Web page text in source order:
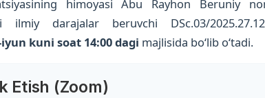
himoyasi Abu Rayhon Beruniy
ilmiy darajalar beruvchi DSc.03/
iyun kuni soat 14:00 dagi majlisida bo‘lib o‘tadi.
Etish (Zoom)